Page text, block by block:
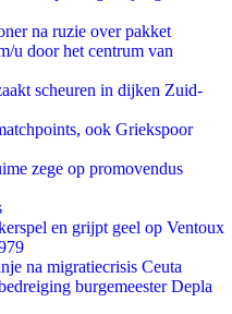
na ruzie over pakket
u door het centrum van
scheuren in dijken Zuid-
ook Griekspoor
zege op promovendus
en grijpt geel op Ventoux
na migratiecrisis Ceuta
burgemeester Depla